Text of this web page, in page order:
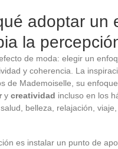
adoptar un
la
de moda: elegir un
y coherencia. La
de Mademoiselle, su
y creatividad incluso en los
belleza, relajación,
es instalar un punto de